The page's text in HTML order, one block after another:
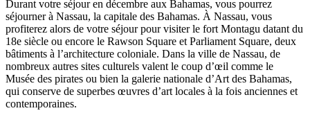
Durant votre séjour en décembre aux Bahamas, vous pourrez
séjourner à Nassau, la capitale des Bahamas. À Nassau, vous
profiterez alors de votre séjour pour visiter le fort Montagu datant du
18e siècle ou encore le Rawson Square et Parliament Square, deux
bâtiments à l’architecture coloniale. Dans la ville de Nassau, de
nombreux autres sites culturels valent le coup d’œil comme le
Musée des pirates ou bien la galerie nationale d’Art des Bahamas,
qui conserve de superbes œuvres d’art locales à la fois anciennes et
contemporaines.